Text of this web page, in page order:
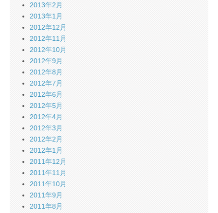
2013年2月
2013年1月
2012年12月
2012年11月
2012年10月
2012年9月
2012年8月
2012年7月
2012年6月
2012年5月
2012年4月
2012年3月
2012年2月
2012年1月
2011年12月
2011年11月
2011年10月
2011年9月
2011年8月